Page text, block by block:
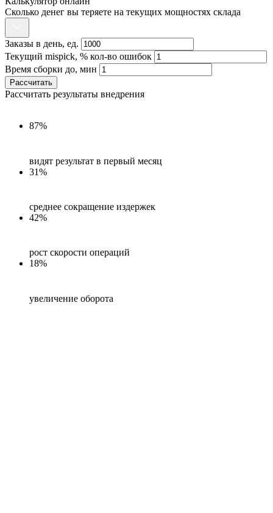
Сколько денег вы теряете на текущих мощностях склада
Заказы в день, ед.
Текущий mispick, % кол-во ошибок
Время сборки до, мин
Рассчитать
Рассчитать результаты внедрения
87%
видят результат в первый месяц
31%
среднее сокращение издержек
42%
рост скорости операций
18%
увеличение оборота